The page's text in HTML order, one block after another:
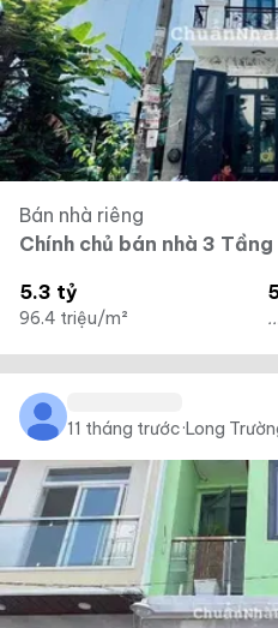
Bán nhà riêng
Chính chủ bán nhà 3
5.3 tỷ
96.4 triệu/m²
11 tháng trước·Long